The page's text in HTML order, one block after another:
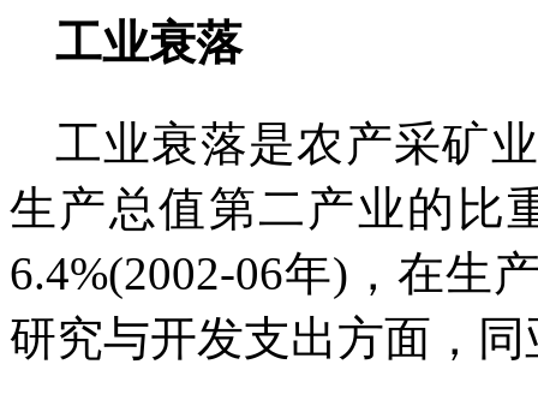
工业衰落
工业衰落是农产采矿
生产总值第二产业的比
6.4%(2002-06年) ，在生
研究与开发支出方面，